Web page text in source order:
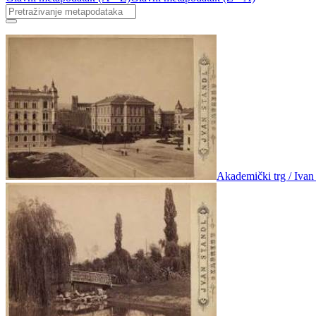
Akademički trg / Ivan